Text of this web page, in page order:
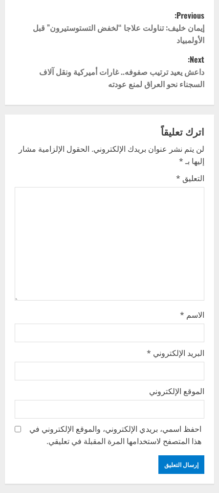
P
o
s
t
n
v
i
g
Previous:
إيمان خليف: تناولت علاجا “لخفض التستوستيرون” قبل
الأولمبياد
Next:
داعش يعيد ترتيب صفوفه.. غارات أميركية ونقل آلاف
السجناء نحو العراق لمنع عودته
اترك تعليقاً
لن يتم نشر عنوان بريدك الإلكتروني. الحقول الإلزامية مشار
إليها بـ*
التعليق *
الاسم *
البريد الإلكتروني *
الموقع الإلكتروني
احفظ اسمي، بريدي الإلكتروني، والموقع الإلكتروني في
هذا المتصفح لاستخدامها المرة المقبلة في تعليقي.